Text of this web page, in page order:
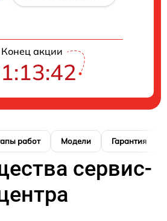
Конец акции
работ Модели Гарантия
сервис-